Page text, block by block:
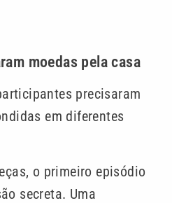
moedas pela casa
precisaram
em diferentes
o primeiro episódio
secreta. Uma